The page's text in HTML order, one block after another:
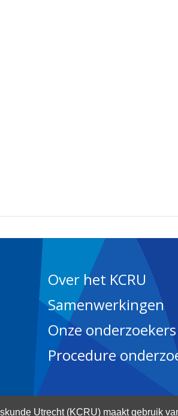
Utrecht (KCRU) maakt gebruik
Over het KCRU
Samenwerkingen
Onze onderzoekers
Procedure